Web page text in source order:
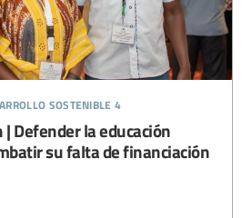
sostenible 4
| Defender la educación
su falta de financiación